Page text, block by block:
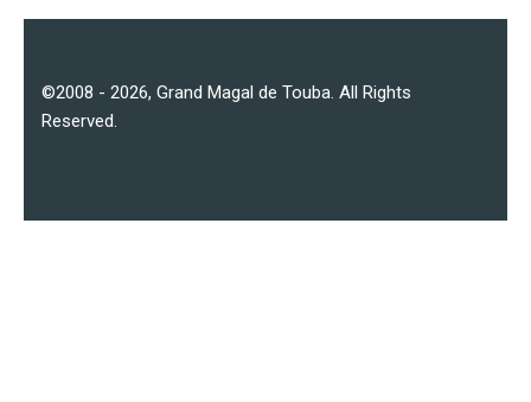
©2008 - 2026, Grand Magal de Touba. All Rights
Reserved.